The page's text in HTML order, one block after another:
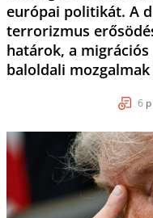
európai politikát. A
terrorizmus
határok, a migrációs
baloldali mozgalmak
6 p